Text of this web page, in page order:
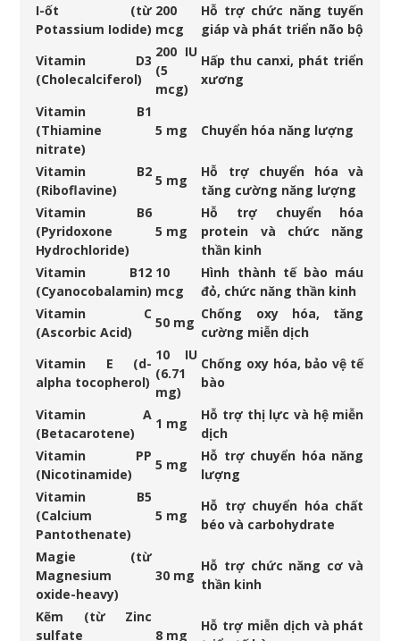
I-ốt (từ
Potassium Iodide)
200
mcg
Hỗ trợ chức năng tuyến
giáp và phát triển não bộ
Vitamin D3
(Cholecalciferol)
200 IU
(5
mcg)
Hấp thu canxi, phát triển
xương
Vitamin B1
(Thiamine
nitrate)
5 mg Chuyển hóa năng lượng
Vitamin B2
(Riboflavine)
5 mg
Hỗ trợ chuyển hóa và
tăng cường năng lượng
Vitamin B6
(Pyridoxone
Hydrochloride)
5 mg
Hỗ trợ chuyển hóa
protein và chức năng
thần kinh
Vitamin B12
(Cyanocobalamin)
10
mcg
Hình thành tế bào máu
đỏ, chức năng thần kinh
Vitamin C
(Ascorbic Acid)
50 mg
Chống oxy hóa, tăng
cường miễn dịch
Vitamin E (d-
alpha tocopherol)
10 IU
(6.71
mg)
Chống oxy hóa, bảo vệ tế
bào
Vitamin A
(Betacarotene)
1 mg
Hỗ trợ thị lực và hệ miễn
dịch
Vitamin PP
(Nicotinamide)
5 mg
Hỗ trợ chuyển hóa năng
lượng
Vitamin B5
(Calcium
Pantothenate)
5 mg
Hỗ trợ chuyển hóa chất
béo và carbohydrate
Magie (từ
Magnesium
oxide-heavy)
30 mg
Hỗ trợ chức năng cơ và
thần kinh
Kẽm (từ Zinc
sulfate
8 mg
Hỗ trợ miễn dịch và phát